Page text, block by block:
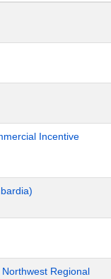
Incentive
Regional